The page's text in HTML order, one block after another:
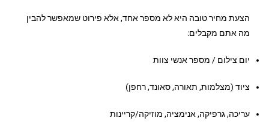
הצעת מחיר טובה היא לא מספר אחד, אלא פירוט שמאפשר להבין
מה אתם מקבלים:
יום צילום / מספר אנשי צוות
ציוד (מצלמות, תאורה, סאונד, רחפן)
עריכה, גרפיקה, אנימציה, מוזיקה/קריינות